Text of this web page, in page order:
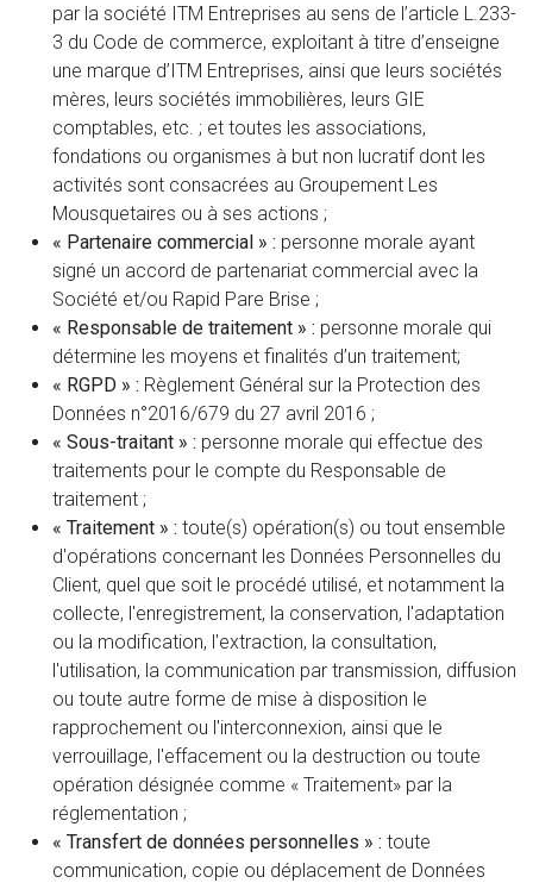
par la société ITM Entreprises au sens de l’article L.233-
3 du Code de commerce, exploitant à titre d’enseigne
une marque d’ITM Entreprises, ainsi que leurs sociétés
mères, leurs sociétés immobilières, leurs GIE
comptables, etc. ; et toutes les associations,
fondations ou organismes à but non lucratif dont les
activités sont consacrées au Groupement Les
Mousquetaires ou à ses actions ;
« Partenaire commercial » : personne morale ayant
signé un accord de partenariat commercial avec la
Société et/ou Rapid Pare Brise ;
« Responsable de traitement » : personne morale qui
détermine les moyens et finalités d’un traitement;
« RGPD » : Règlement Général sur la Protection des
Données n°2016/679 du 27 avril 2016 ;
« Sous-traitant » : personne morale qui effectue des
traitements pour le compte du Responsable de
traitement ;
« Traitement » : toute(s) opération(s) ou tout ensemble
d'opérations concernant les Données Personnelles du
Client, quel que soit le procédé utilisé, et notamment la
collecte, l'enregistrement, la conservation, l'adaptation
ou la modification, l'extraction, la consultation,
l'utilisation, la communication par transmission, diffusion
ou toute autre forme de mise à disposition le
rapprochement ou l'interconnexion, ainsi que le
verrouillage, l'effacement ou la destruction ou toute
opération désignée comme « Traitement» par la
réglementation ;
« Transfert de données personnelles » : toute
communication, copie ou déplacement de Données